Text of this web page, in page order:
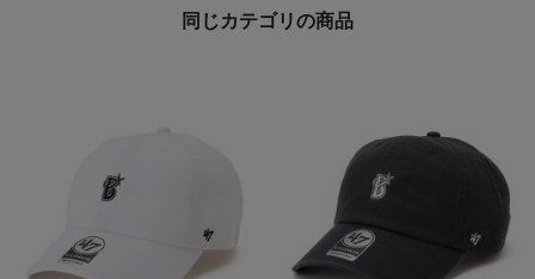
同じカテゴリの商品